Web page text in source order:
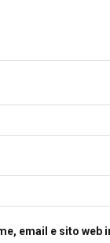
email e sito